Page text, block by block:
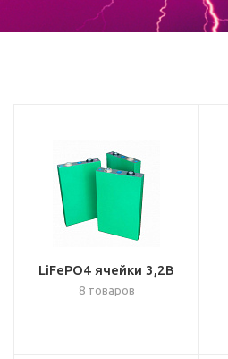
LiFePO4 ячейки 3,2В
8 товаров